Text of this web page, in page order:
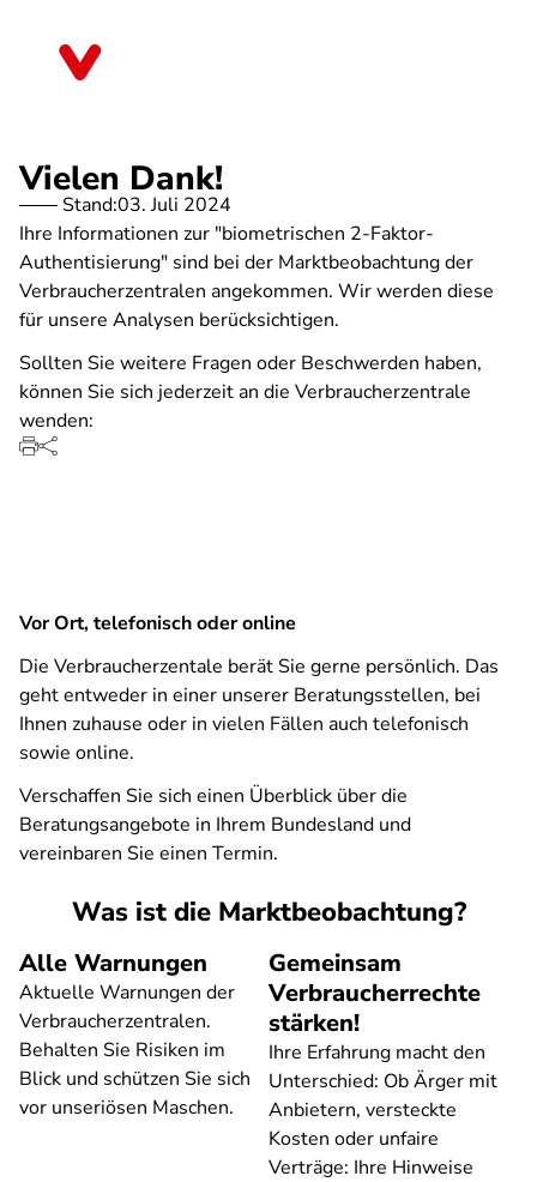
Vielen Dank!
Stand:03. Juli 2024
Ihre Informationen zur "biometrischen 2-Faktor-
Authentisierung" sind bei der Marktbeobachtung der
Verbraucherzentralen angekommen. Wir werden diese
für unsere Analysen berücksichtigen.
Sollten Sie weitere Fragen oder Beschwerden haben,
können Sie sich jederzeit an die Verbraucherzentrale
wenden:
Vor Ort, telefonisch oder online
Die Verbraucherzentale berät Sie gerne persönlich. Das
geht entweder in einer unserer Beratungsstellen, bei
Ihnen zuhause oder in vielen Fällen auch telefonisch
sowie online.
Verschaffen Sie sich einen Überblick über die
Beratungsangebote in Ihrem Bundesland und
vereinbaren Sie einen Termin.
Was ist die Marktbeobachtung?
Alle Warnungen
Aktuelle Warnungen der
Verbraucherzentralen.
Behalten Sie Risiken im
Blick und schützen Sie sich
vor unseriösen Maschen.
Gemeinsam
Verbraucherrechte
stärken!
Ihre Erfahrung macht den
Unterschied: Ob Ärger mit
Anbietern, versteckte
Kosten oder unfaire
Verträge: Ihre Hinweise